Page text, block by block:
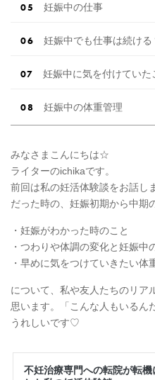
妊娠中の仕事
妊娠中でも仕事は続ける
妊娠中に気を付けていた
妊娠中の体重管理
みなさまこんにちは☆
ライターのichikaです。
前回は私の妊活体験談をお話し
だった時の、妊娠初期から中期
・妊娠がわかった時のこと
・つわりや体調の変化と妊娠中
・早めに気をつけていきたい体
について、私や友人たちのリア
思います。「こんな人もいるん
うれしいです♡